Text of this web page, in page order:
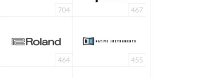
704 467
464 455